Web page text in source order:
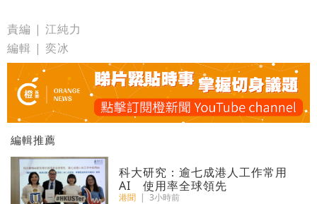
責編 | 江純力
編輯 | 奕冰
編輯推薦
科大研究：逾七成港人工作常用
AI 使用率全球領先
港聞 | 3小時前